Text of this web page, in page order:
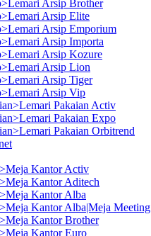
Arsip Brother
Arsip Elite
Arsip Emporium
Arsip Importa
Arsip Kozure
Arsip Lion
Arsip Tiger
Arsip Vip
Pakaian Activ
Pakaian Expo
Pakaian Orbitrend
Kantor Activ
Kantor Aditech
Kantor Alba
Kantor Alba|Meja Meeting
Kantor Brother
Kantor Euro